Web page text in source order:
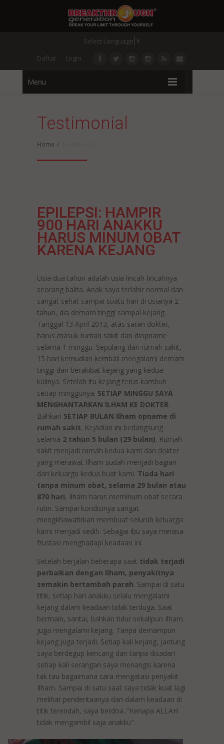
Select Language
Daftar
Login
Menu
Testimonial
Home /
EPILEPSI: HAMPIR
900 HARI ANAKKU
HARUS MINUM OBAT
KARENA KEJANG
Usia dua tahun adalah usia lincah-lincahnya
seorang balita. Anak saya terlahir normal dan
sangat sehat sampai suatu hari di usianya 2
tahun, dia demam tinggi sampai kejang.
Tanggal 13 April 2013, atas saran dokter,
harus masuk rumah sakit dan diopname
selama 1 minggu. Sepulang dari rumah sakit,
15 hari kemudian kembali mengalami demam
tinggi dan berakibat kejang yang kedua
kalinya. Setelah itu kejang terus kambuh
setiap minggunya. SETIAP MINGGU SAYA
MENGHANTARKAN ILHAM KE DOKTER.
Bahkan SETIAP BULAN Ilham opname di
rumah sakit. Kejadian ini berlangsung
selama 2 tahun 5 bulan (29 bulan). Rumah
sakit menjadi rumah kedua kami dan dokter
yang merawat Ilham sudah menjadi bagian
dari keluarga kedua buat kami. Tiada hari
tanpa minum obat, selama 29 bulan atau
870 hari, Ilham harus meminum obat secara
rutin. Sampai kondisinya sangat
mengkhawatirkan membuat seluruh keluarga
kami menjadi sedih. Sebagai ibu saya merasa
frustasi menghadapi keadaan ini.
Setelah berjalan beberapa saat tidak terjadi
perbaikan dengan Ilham, penyakitnya
semakin bertambah parah. Sampai di satu
titik, setiap hari anakku selalu mengalami
kejang dalam keadaan tidak terduga. Saat
bermain, santai, bahkan tidur sekalipun Ilham
juga mengalami kejang. Tanpa demampun
kejang juga terjadi. Setiap kali kejang, jantung
saya berdegup kencang dan tanpa disadari
setiap kali serangan saya menangis karena
tak tau bagaimana cara mengatasi penyakit
Ilham. Sampai di satu saat saya tidak kuat lagi
melihat penderitaanya dan dalam keadaan di
titik terendah, saya berdoa.."Kenapa ALLAH
tidak mengambil saja anakku".